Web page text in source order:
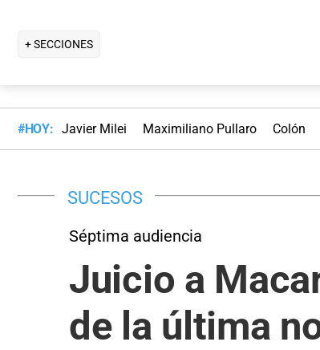
+ SECCIONES
#HOY: Javier Milei Maximiliano Pullaro Colón
SUCESOS
Séptima audiencia
Juicio a
de la última